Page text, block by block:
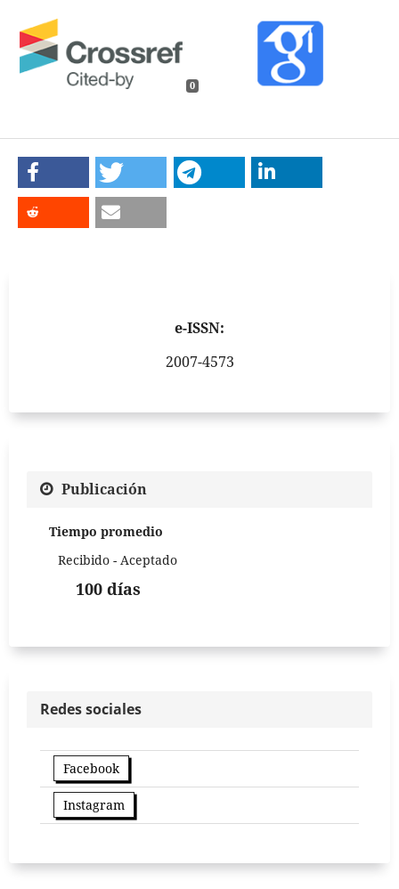
0
e-ISSN:
2007-4573
Publicación
Tiempo promedio
Recibido - Aceptado
100 días
Redes sociales
Facebook
Instagram